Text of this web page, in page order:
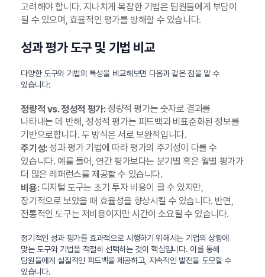
고려해야 합니다. 지나치게 복잡한 기법은 팀원들에게 부담이
될 수 있으며, 효율적인 평가를 방해할 수 있습니다.
성과 평가 도구 및 기법 비교
다양한 도구와 기법의 특성을 비교해보면 다음과 같은 점을 알 수
있습니다:
정량적 vs. 정성적 평가:정량적 평가는 숫자로 결과를
나타내는 데 반해, 정성적 평가는 피드백과 비표준화된 정보를
기반으로합니다. 두 방식은 서로 보완적입니다.
주기성:성과 평가 기법에 따라 평가의 주기성이 다를 수
있습니다. 예를 들어, 연간 평가보다는 분기별 혹은 월별 평가가
더 많은 레퍼런스를 제공할 수 있습니다.
비용:디지털 도구는 초기 투자 비용이 클 수 있지만,
장기적으로 보았을 때 효율성을 향상시킬 수 있습니다. 반면,
전통적인 도구는 저비용이지만 시간이 소요될 수 있습니다.
정기적인 성과 평가를 효과적으로 시행하기 위해서는 기업의 상황에
맞는 도구와 기법을 적절히 선택하는 것이 핵심입니다. 이를 통해
팀원들에게 실질적인 피드백을 제공하고, 지속적인 발전을 도모할 수
있습니다.